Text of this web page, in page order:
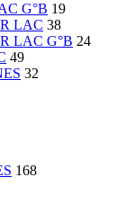
G°B 19
LAC 38
LAC G°B 24
49
32
168